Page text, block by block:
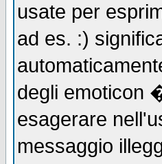
usate per
ad es. :)
degli emoticon
esagerare
messaggio